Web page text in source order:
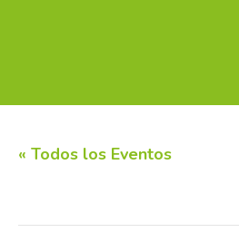
« Todos los Eventos